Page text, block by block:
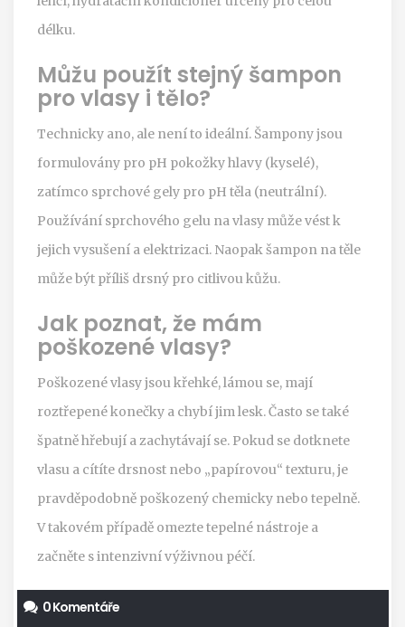
délku.
Můžu použít stejný šampon
pro vlasy i tělo?
Technicky ano, ale není to ideální. Šampony jsou
formulovány pro pH pokožky hlavy (kyselé),
zatímco sprchové gely pro pH těla (neutrální).
Používání sprchového gelu na vlasy může vést k
jejich vysušení a elektrizaci. Naopak šampon na těle
může být příliš drsný pro citlivou kůžu.
Jak poznat, že mám
poškozené vlasy?
Poškozené vlasy jsou křehké, lámou se, mají
roztřepené konečky a chybí jim lesk. Často se také
špatně hřebují a zachytávají se. Pokud se dotknete
vlasu a cítíte drsnost nebo „papírovou“ texturu, je
pravděpodobně poškozený chemicky nebo tepelně.
V takovém případě omezte tepelné nástroje a
začněte s intenzivní výživnou péčí.
0 Komentáře